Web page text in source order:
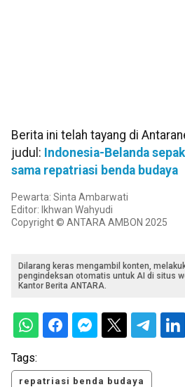
Berita ini telah tayang di
judul: Indonesia-Belanda
sama repatriasi benda budaya
Pewarta: Sinta Ambarwati
Editor: Ikhwan Wahyudi
Copyright © ANTARA AMBON 2025
Dilarang keras mengambil konten,
pengindeksan otomatis untuk AI di situs
Kantor Berita ANTARA.
Tags:
repatriasi benda budaya